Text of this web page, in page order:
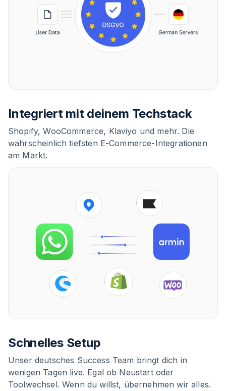
Integriert mit deinem Techstack
Shopify, WooCommerce, Klaviyo und mehr. Die
wahrscheinlich tiefsten E-Commerce-Integrationen
am Markt.
Schnelles Setup
Unser deutsches Success Team bringt dich in
wenigen Tagen live. Egal ob Neustart oder
Toolwechsel. Wenn du willst, übernehmen wir alles.